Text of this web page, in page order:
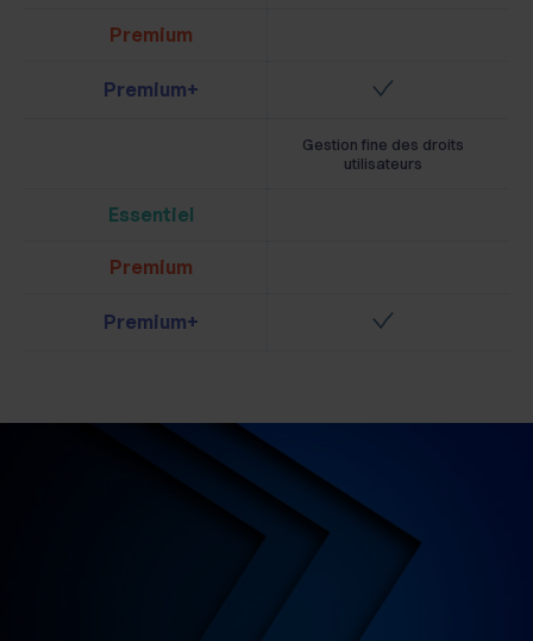
Premium
Premium+
Gestion fine des droits
utilisateurs
Essentiel
Premium
Premium+